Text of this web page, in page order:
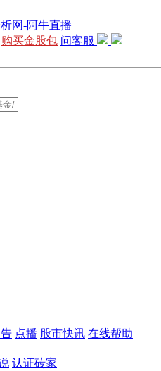
购买金股包 问客服
点播 股市快讯 在线帮助
认证砖家